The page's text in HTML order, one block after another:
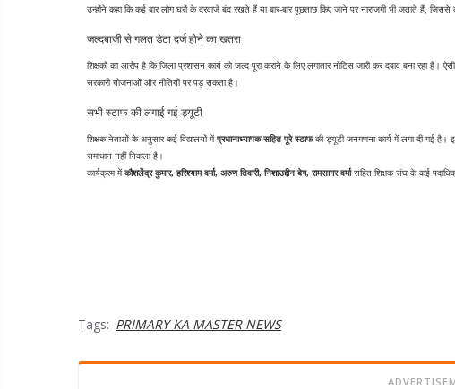
उन्होंने कहा कि कई बार लोग घरों के दरवाजे बंद रखते हैं या बार-बार पूछताछ किए जाने पर नाराजगी भी जताते हैं,
जल्दबाजी से गलत डेटा दर्ज होने का खतरा
शिक्षकों का आरोप है कि जिला प्रशासन कार्य को जल्द पूरा कराने के लिए लगातार नोटिस जारी कर दबाव बना रहा
सरकारी योजनाओं और नीतियों पर पड़ सकता है।
सभी स्टाफ की लगाई गई ड्यूटी
शिक्षक नेताओं के अनुसार कई विद्यालयों में प्रधानाध्यापक सहित पूरे स्टाफ की ड्यूटी जनगणना कार्य में लगा दी गई है।
समाधान नहीं निकला है।
कार्यक्रम में कौशलेंद्र कुमार, हरिश्याम वर्मा, अरुण तिवारी, निशाउद्दीन बेग, रामसागर वर्मा सहित शिक्षक संघ के कई
Tags: PRIMARY KA MASTER NEWS